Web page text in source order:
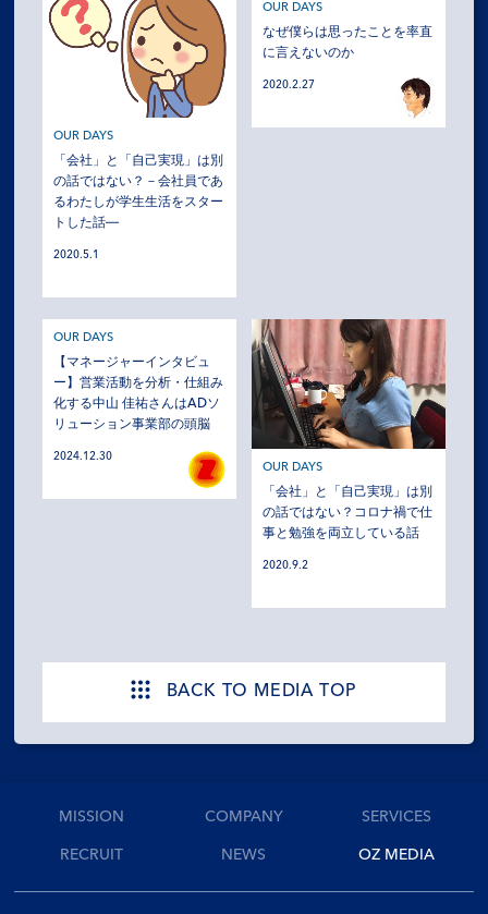
OUR DAYS
「会社」と「自己実現」は別
の話ではない？－会社員であ
るわたしが学生生活をスター
トした話―
2020.5.1
OUR DAYS
なぜ僕らは思ったことを率直
に言えないのか
2020.2.27
OUR DAYS
【マネージャーインタビュ
ー】営業活動を分析・仕組み
化する中山 佳祐さんはADソ
リューション事業部の頭脳
2024.12.30
OUR DAYS
「会社」と「自己実現」は別
の話ではない？コロナ禍で仕
事と勉強を両立している話
2020.9.2
BACK TO MEDIA TOP
MISSION COMPANY SERVICES
RECRUIT NEWS OZ MEDIA